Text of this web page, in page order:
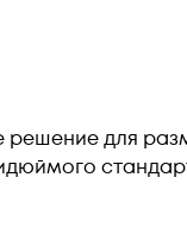
решение для